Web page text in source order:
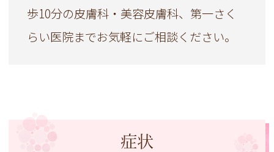
歩10分の皮膚科・美容皮膚科、第一さく
らい医院までお気軽にご相談ください。
症状